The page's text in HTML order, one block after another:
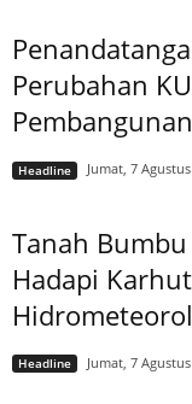
Perubahan
Headline Jumat, 7
Tanah
Hadapi
Headline Jumat, 7